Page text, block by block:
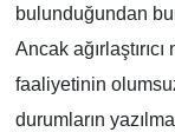
bulunduğundan
Ancak
faaliyetinin
durumların